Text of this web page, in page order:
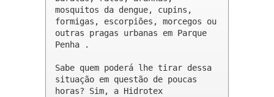
mosquitos da dengue, cupins,
formigas, escorpiões, morcegos ou
outras pragas urbanas em Parque
Penha .
Sabe quem poderá lhe tirar dessa
situação em questão de poucas
horas? Sim, a Hidrotex